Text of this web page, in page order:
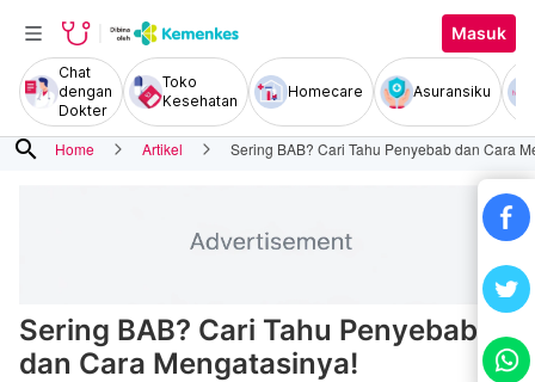
Masuk
Chat
dengan
Dokter
Toko
Kesehatan
Homecare Asuransiku
search Home Artikel Sering BAB? Cari Tahu Penyebab dan Cara
Sering BAB? Cari Tahu Penyebab
dan Cara Mengatasinya!